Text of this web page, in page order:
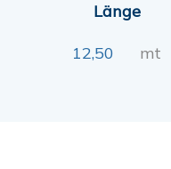
Länge
12,50 mt